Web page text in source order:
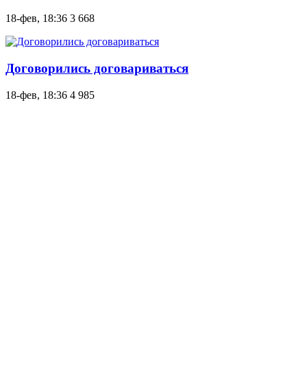
18-фев, 18:36 3 668
Договорились договариваться
18-фев, 18:36 4 985